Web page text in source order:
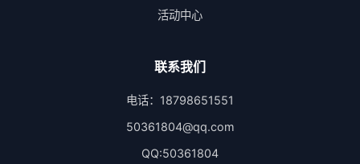
活动中心
联系我们
电话：18798651551
50361804@qq.com
QQ:50361804